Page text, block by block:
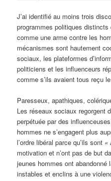
J’ai identifié au moins trois
programmes politiques
comme une arme contre les
mécanismes sont hautement
sociaux, les plateformes
politiciens et les influenceurs
comme s’ils avaient tous reçu
Paresseux, apathiques,
Les réseaux sociaux regorgent
perpétuée par des
hommes ne s’engagent plus
l’ordre libéral parce qu’ils sont «
motivation et n’ont pas de but
jeunes hommes ont
instables et enclins à une